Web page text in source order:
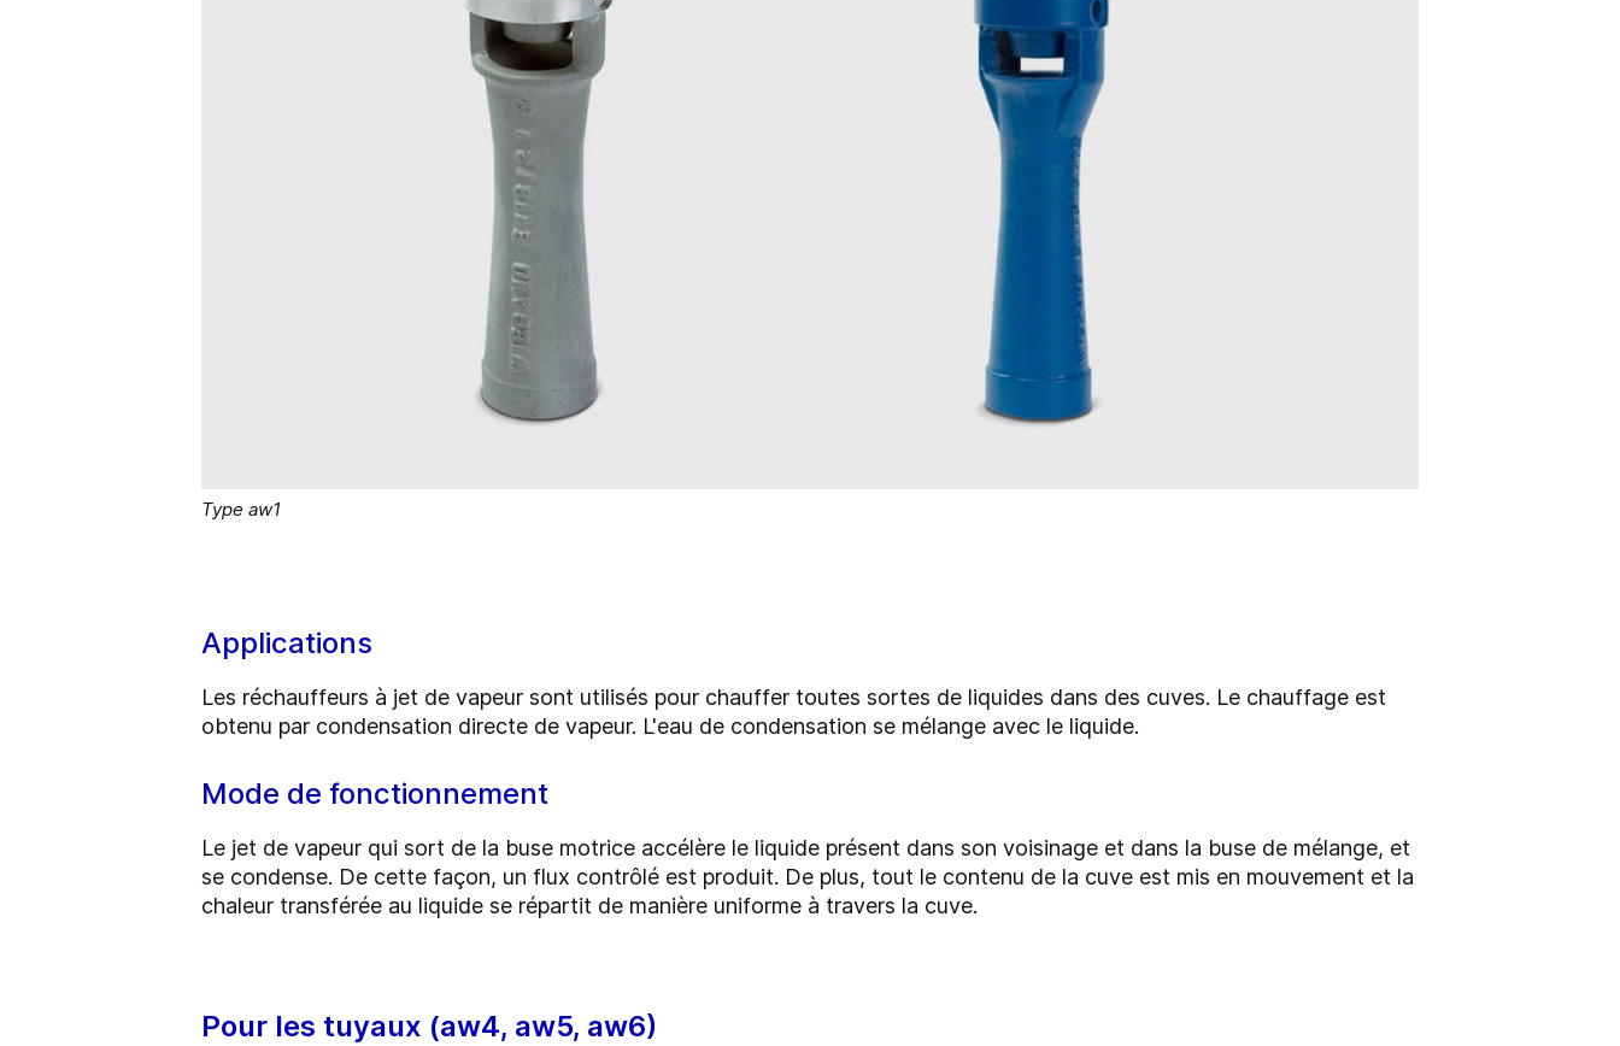
Type aw1
Applications
Les réchauffeurs à jet de vapeur sont utilisés pour chauffer toutes sortes de liquides dans des cuves. Le chauffage est
obtenu par condensation directe de vapeur. L'eau de condensation se mélange avec le liquide.
Mode de fonctionnement
Le jet de vapeur qui sort de la buse motrice accélère le liquide présent dans son voisinage et dans la buse de mélange, et
se condense. De cette façon, un flux contrôlé est produit. De plus, tout le contenu de la cuve est mis en mouvement et la
chaleur transférée au liquide se répartit de manière uniforme à travers la cuve.
Pour les tuyaux (aw4, aw5, aw6)